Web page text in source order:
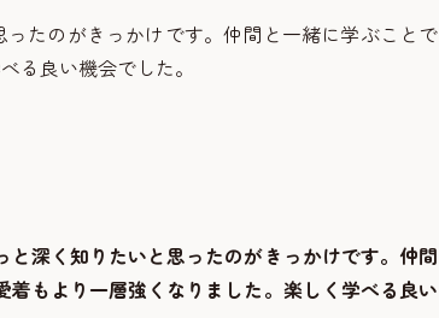
たのがきっかけです。仲間と一緒に学ぶことで
る良い機会でした。
深く知りたいと思ったのがきっかけです。仲間
もより一層強くなりました。楽しく学べる良い